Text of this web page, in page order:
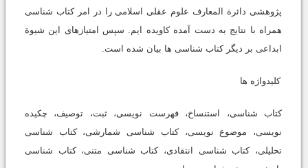
پژوهشى دائرة المعارف علوم عقلى اسلامى را در امر کتاب شناسى
همراه با نتایج به دست آمده کاویده ایم. سپس امتیازهاى این شیوة
ابداعى بر دیگر کتاب شناسى ها بیان شده است.
کلیدواژه ها
کتاب شناسى، استنساخ، فهرست نویسى، ثبت، توصیف، چکیده
نویسى، موضوع نویسى، کتاب شناسى شمارشى، کتاب شناسى
تحلیلى، کتاب شناسى انتقادى، کتاب شناسى متنى، کتاب شناسى